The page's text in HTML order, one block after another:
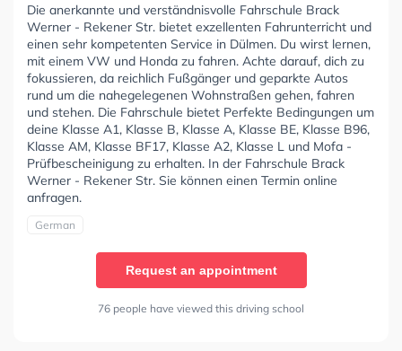
Die anerkannte und verständnisvolle Fahrschule Brack
Werner - Rekener Str. bietet exzellenten Fahrunterricht und
einen sehr kompetenten Service in Dülmen. Du wirst lernen,
mit einem VW und Honda zu fahren. Achte darauf, dich zu
fokussieren, da reichlich Fußgänger und geparkte Autos
rund um die nahegelegenen Wohnstraßen gehen, fahren
und stehen. Die Fahrschule bietet Perfekte Bedingungen um
deine Klasse A1, Klasse B, Klasse A, Klasse BE, Klasse B96,
Klasse AM, Klasse BF17, Klasse A2, Klasse L und Mofa -
Prüfbescheinigung zu erhalten. In der Fahrschule Brack
Werner - Rekener Str. Sie können einen Termin online
anfragen.
German
Request an appointment
76 people have viewed this driving school